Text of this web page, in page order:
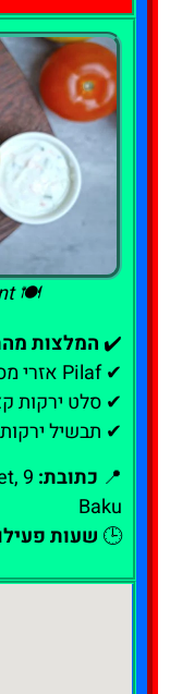
🍽️ Qaynana Restaurant
✔️ המלצות
✔ Pilaf אזרי מסורתי עם טלה וצימוקים
✔ סלט ירקות
✔ תבשיל ירקות
📍 כתובת:
Baku
🕒 שעות